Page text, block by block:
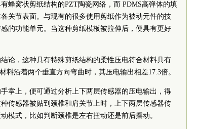
蜂窝状剪纸结构的PZT陶瓷网络，而 PDMS高弹体的填
关节表面。与现有的很多使用剪纸作为被动元件的技
的功能单元。当这种剪纸模板被拉伸后，便具有更好
论，这种具有特殊剪纸结构的柔性压电符合材料具有
沿着两个垂直方向弯曲时，其压电输出相差17.3倍。
掌上，便可通过分析上下两层传感器的压电输出，得
传感器被贴到颈椎和肩关节上时，上下两层传感器传
模式，比如判断颈椎是左右扭动还是前后摆动。